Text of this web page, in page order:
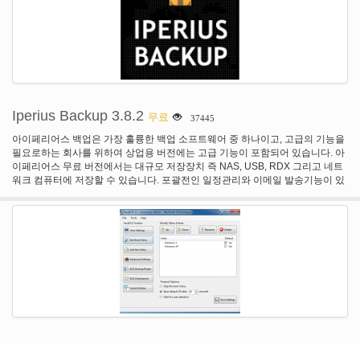
Iperius Backup 3.8.2 무료 37445
아이페리어스 백업은 가장 훌륭한 백업 소프트웨어 중 하나이고, 고급의 기능을
필요로하는 회사를 위하여 상업용 버전에는 고급 기능이 포함되어 있습니다. 아
이페리어스 무료 버전에서는 대규모 저장장치 즉 NAS, USB, RDX 그리고 네트
워크 컴퓨터에 저장할 수 있습니다. 포괄전인 일정관리와 이메일 발송기능이 있
램에서 외부 실행할 수 있고, 스크립트에서도 실행이 가능합니다.